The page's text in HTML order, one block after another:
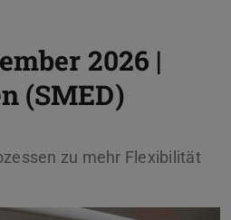
2026 |
(SMED)
zu mehr Flexibilität